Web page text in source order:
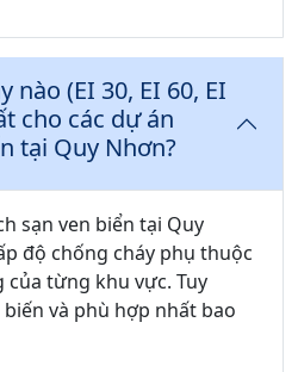
nào (EI 30, EI 60, EI
cho các dự án
tại Quy Nhơn?
sạn ven biển tại Quy
độ chống cháy phụ thuộc
của từng khu vực. Tuy
và phù hợp nhất bao